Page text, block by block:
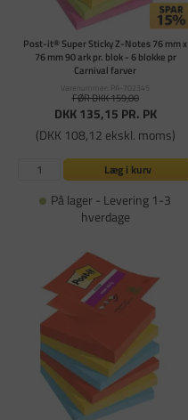
Post-it® Super Sticky Z-Notes 76 mm x
76 mm 90 ark pr. blok - 6 blokke pr
Carnival farver
Varenummer: PA-702345
FØR DKK 159,00
DKK 135,15 PR. PK
(DKK 108,12 ekskl. moms)
Læg i kurv
På lager - Levering 1-3
hverdage